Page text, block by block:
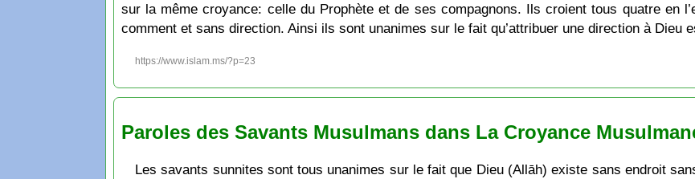
sur la même croyance: celle du Prophète et de ses compagnons. Ils croient tous quatre en
comment et sans direction. Ainsi ils sont unanimes sur le fait qu’attribuer une direction à Dieu
https://www.islam.ms/?p=23
Paroles des Savants Musulmans dans La Croyance
Les savants sunnites sont tous unanimes sur le fait que Dieu (Allāh) existe sans endroit